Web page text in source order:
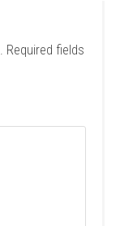
Required fields